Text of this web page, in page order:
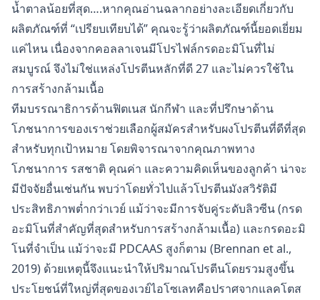
น้ำตาลน้อยที่สุด….หากคุณอ่านฉลากอย่างละเอียดเกี่ยวกับ
ผลิตภัณฑ์ที่ “เปรียบเทียบได้” คุณจะรู้ว่าผลิตภัณฑ์นี้ยอดเยี่ยม
แค่ไหน เนื่องจากคอลลาเจนมีโปรไฟล์กรดอะมิโนที่ไม่
สมบูรณ์ จึงไม่ใช่แหล่งโปรตีนหลักที่ดี 27 และไม่ควรใช้ใน
การสร้างกล้ามเนื้อ
ทีมบรรณาธิการด้านฟิตเนส นักกีฬา และที่ปรึกษาด้าน
โภชนาการของเราช่วยเลือกผู้สมัครสำหรับผงโปรตีนที่ดีที่สุด
สำหรับทุกเป้าหมาย โดยพิจารณาจากคุณภาพทาง
โภชนาการ รสชาติ คุณค่า และความคิดเห็นของลูกค้า น่าจะ
มีปัจจัยอื่นเช่นกัน พบว่าโดยทั่วไปแล้วโปรตีนมังสวิรัติมี
ประสิทธิภาพต่ำกว่าเวย์ แม้ว่าจะมีการจับคู่ระดับลิวซีน (กรด
อะมิโนที่สำคัญที่สุดสำหรับการสร้างกล้ามเนื้อ) และกรดอะมิ
โนที่จำเป็น แม้ว่าจะมี PDCAAS สูงก็ตาม (Brennan et al.,
2019) ด้วยเหตุนี้จึงแนะนำให้ปริมาณโปรตีนโดยรวมสูงขึ้น
ประโยชน์ที่ใหญ่ที่สุดของเวย์ไอโซเลทคือปราศจากแลคโตส